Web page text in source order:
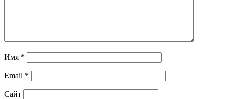
Имя *
Email *
Сайт